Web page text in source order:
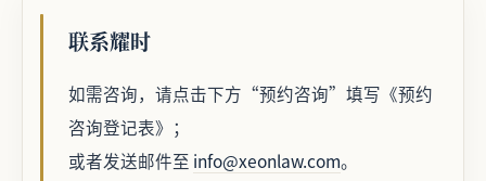
联系耀时
如需咨询，请点击下方“预约咨询”填写《预约
咨询登记表》；
或者发送邮件至 info@xeonlaw.com。